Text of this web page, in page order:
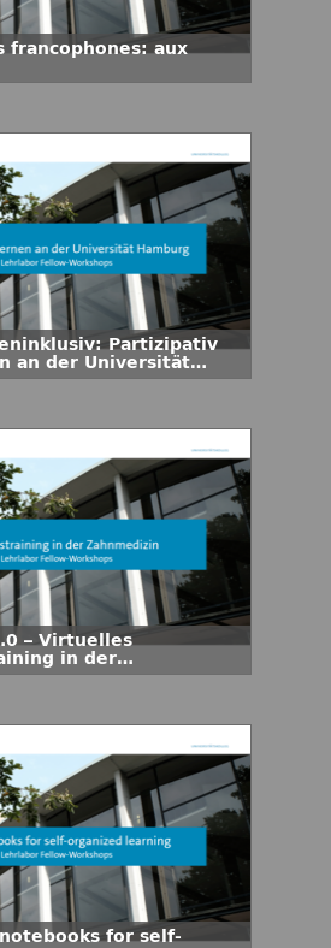
francophones: aux
Partizipativ
an der Universität
– Virtuelles
in der
notebooks for self-